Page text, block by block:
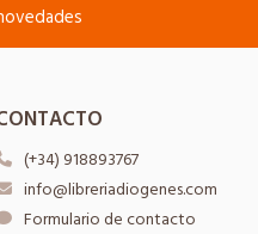
(+34) 918893767
info@libreriadiogenes.com
Formulario de contacto